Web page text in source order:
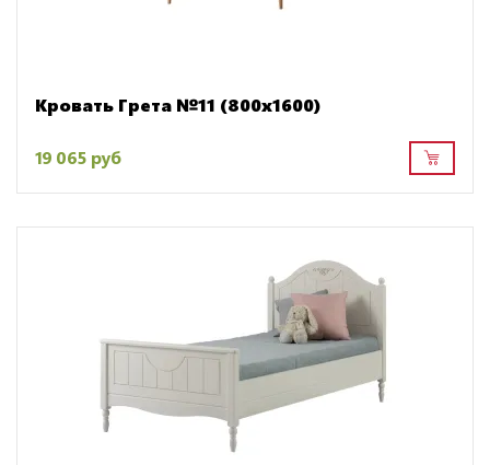
Кровать Грета №11 (800х1600)
19 065 руб